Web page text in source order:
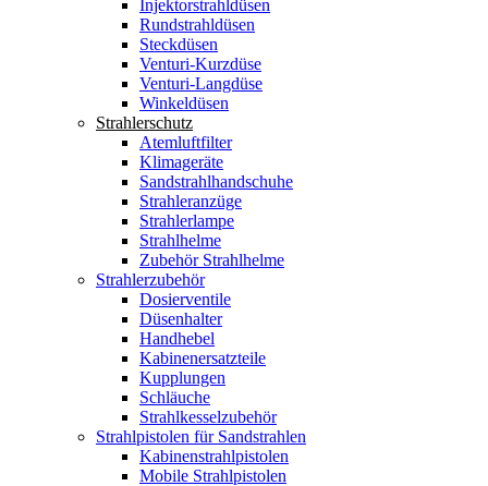
Injektorstrahldüsen
Rundstrahldüsen
Steckdüsen
Venturi-Kurzdüse
Venturi-Langdüse
Winkeldüsen
Strahlerschutz
Atemluftfilter
Klimageräte
Sandstrahlhandschuhe
Strahleranzüge
Strahlerlampe
Strahlhelme
Zubehör Strahlhelme
Strahlerzubehör
Dosierventile
Düsenhalter
Handhebel
Kabinenersatzteile
Kupplungen
Schläuche
Strahlkesselzubehör
Strahlpistolen für Sandstrahlen
Kabinenstrahlpistolen
Mobile Strahlpistolen